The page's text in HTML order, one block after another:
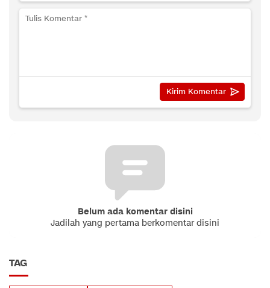
Belum ada komentar disini
Jadilah yang pertama berkomentar disini
TAG